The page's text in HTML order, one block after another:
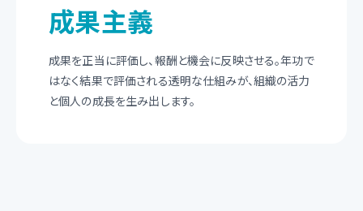
成果主義
成果を正当に評価し、報酬と機会に反映させる。年功で
はなく結果で評価される透明な仕組みが、組織の活力
と個人の成長を生み出します。